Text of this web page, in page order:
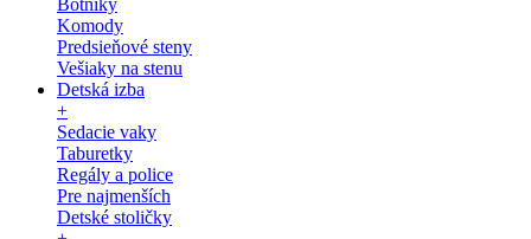
Botníky
Komody
Predsieňové steny
Vešiaky na stenu
Detská izba
+
Sedacie vaky
Taburetky
Regály a police
Pre najmenších
Detské stoličky